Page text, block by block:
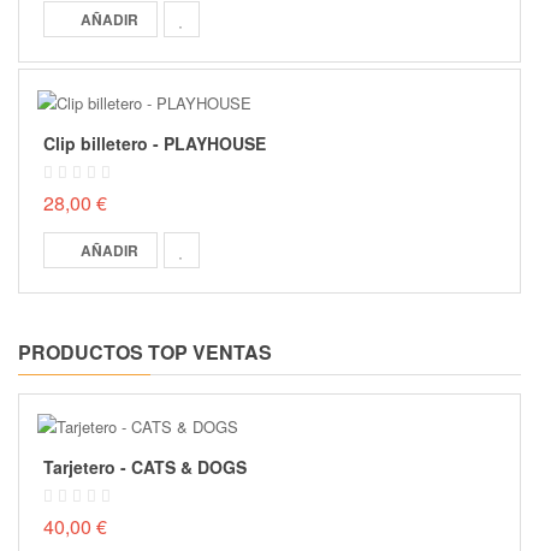
AÑADIR
Clip billetero - PLAYHOUSE
28,00 €
AÑADIR
PRODUCTOS TOP VENTAS
Tarjetero - CATS & DOGS
40,00 €